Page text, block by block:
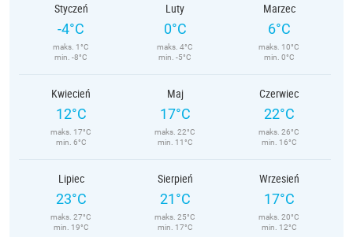
Styczeń
-4°C
maks. 1°C
min. -8°C
Luty
0°C
maks. 4°C
min. -5°C
Marzec
6°C
maks. 10°C
min. 0°C
Kwiecień
12°C
maks. 17°C
min. 6°C
Maj
17°C
maks. 22°C
min. 11°C
Czerwiec
22°C
maks. 26°C
min. 16°C
Lipiec
23°C
maks. 27°C
min. 19°C
Sierpień
21°C
maks. 25°C
min. 17°C
Wrzesień
17°C
maks. 20°C
min. 12°C